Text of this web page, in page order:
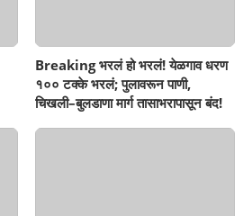
Breaking भरलं हो भरलं! येळगाव धरण
१०० टक्के भरलं; पुलावरून पाणी,
चिखली–बुलडाणा मार्ग तासाभरापासून बंद!